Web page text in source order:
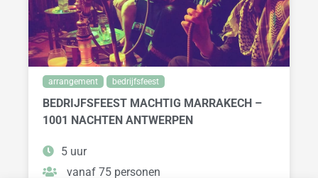
arrangement bedrijfsfeest
BEDRIJFSFEEST MACHTIG MARRAKECH –
1001 NACHTEN ANTWERPEN
5 uur
vanaf 75 personen